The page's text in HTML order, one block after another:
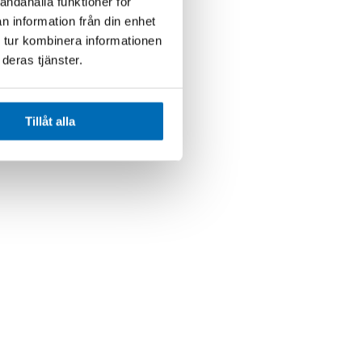
information från din enhet
kombinera informationen
tjänster.
Tillåt alla